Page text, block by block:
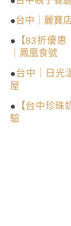
●台中｜麗寶
● 【83折優
｜鳳凰食號
●台中｜日光
屋
● 【台中珍
驗